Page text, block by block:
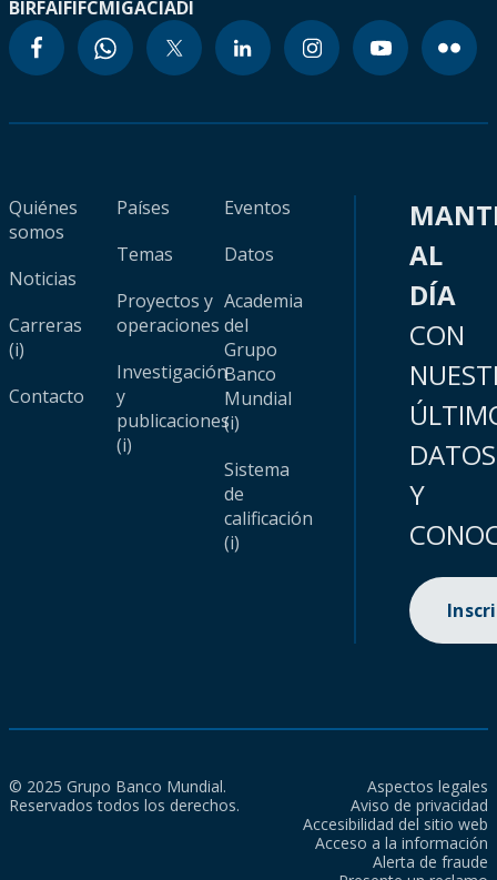
BIRFAIFIFCMIGACIADI
Quiénes
somos
Noticias
Carreras
(i)
Contacto
Países
Temas
Proyectos y
operaciones
Investigación
y
publicaciones
(i)
Eventos
Datos
Academia
del
Grupo
Banco
Mundial
(i)
Sistema
de
calificación
(i)
AL
DÍA
CON
DATOS
Y
© 2025 Grupo Banco Mundial.
Reservados todos los derechos.
Aspectos legales
Aviso de privacidad
Accesibilidad del sitio web
Acceso a la información
Alerta de fraude